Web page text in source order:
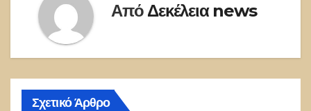
Από Δεκέλεια news
Σχετικό Άρθρο